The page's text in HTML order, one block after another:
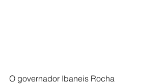
O governador Ibaneis Rocha